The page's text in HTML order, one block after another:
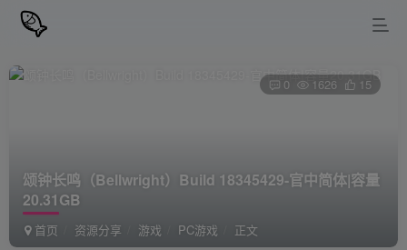
颂钟长鸣（Bellwright）Build 18345429-官中简体|容量
20.31GB
首页 资源分享 游戏 PC游戏 正文
0 1626 15